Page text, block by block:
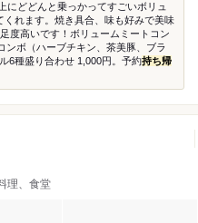
にどどんと乗っかってすごいボリュ
れます。焼き具合、味も好みで美味
度高いです！ボリュームミートコン
ンボ（ハーブチキン、茶美豚、ブラ
6種盛り合わせ 1,000円。予約持ち帰
理、食堂